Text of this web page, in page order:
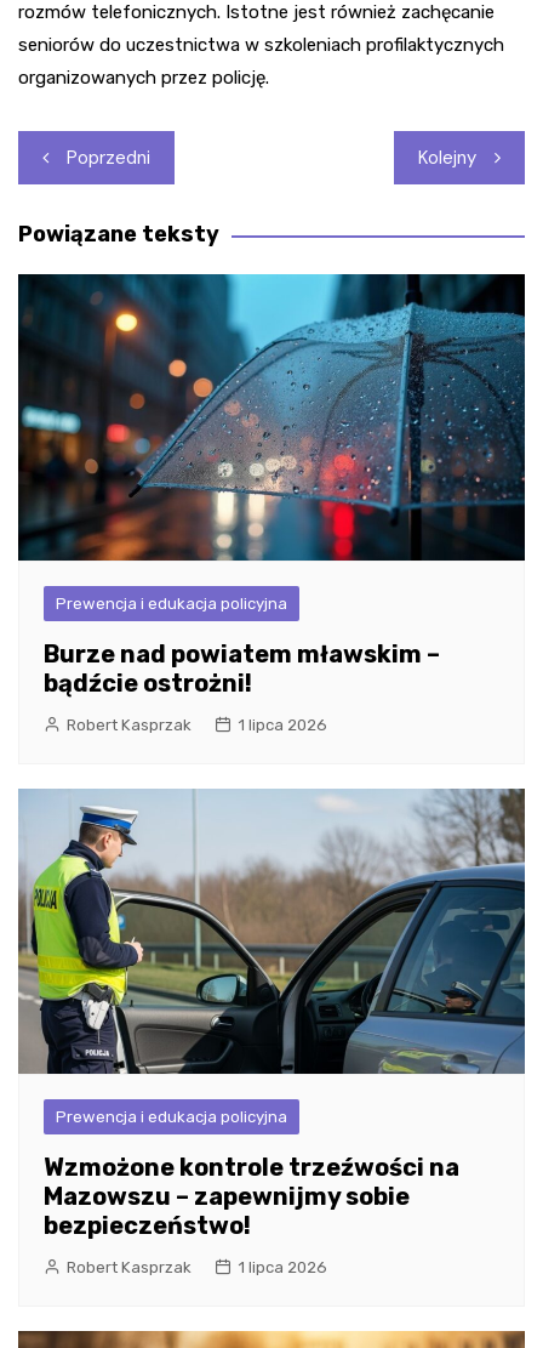
rozmów telefonicznych. Istotne jest również zachęcanie
seniorów do uczestnictwa w szkoleniach profilaktycznych
organizowanych przez policję.
Nawigacja
wpisu
Poprzedni Kolejny
Powiązane teksty
Prewencja i edukacja policyjna
Burze nad powiatem mławskim –
bądźcie ostrożni!
Robert Kasprzak 1 lipca 2026
Prewencja i edukacja policyjna
Wzmożone kontrole trzeźwości na
Mazowszu – zapewnijmy sobie
bezpieczeństwo!
Robert Kasprzak 1 lipca 2026